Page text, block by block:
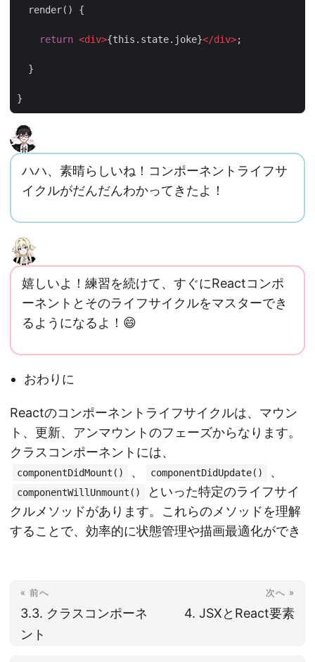
render() {
return <div>{this . state. joke}</div>;
}
}
ハハ、素晴らしいね！コンポーネントライフサ
イクルがだんだんわかってきたよ！
嬉しいよ！練習を続けて、すぐにReactコンポ
ーネントとそのライフサイクルをマスターでき
るようになるよ！😄
おわりに
Reactのコンポーネントライフサイクルは、マウン
ト、更新、アンマウントのフェーズからなります。
クラスコンポーネントには、
componentDidMount() 、 componentDidUpdate() 、
componentWillUnmount()
といった特定のライフサイ
クルメソッドがあります。これらのメソッドを理解
することで、効率的に状態管理や描画最適化ができ
« 前へ
3.3. クラスコンポーネ
ント
次へ »
4. JSXとReact要素